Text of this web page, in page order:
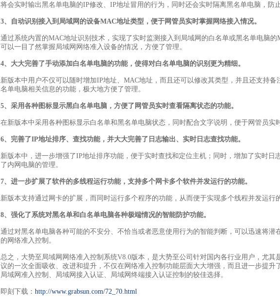
将会实时输出黑名单电脑的IP修改、IP地址冒用的行为，同时还会实时隔离黑名单电脑，防
3、 自动识别接入到局域网的设备MAC地址类型，便于网管员实时掌握网络接入情况。
通过系统内置的MAC地址识别技术，实现了实时监测接入到局域网的白名单或黑名单电脑
可以一目了然掌握局域网网络准入设备的情况，方便了管理。
4、 大大完善了手动添加白名单电脑的功能，使得对白名单电脑的识别更为精细。
新版本中用户不仅可以随时增加IP地址、MAC地址，而且还可以修改其类型，并且还支持
名单电脑相关信息的功能，极大地方便了管理。
5、 采用各种图标显示黑白名单电脑，方便了网管员实时查看隔离状态的功能。
在新版本中采用各种图标显示白名单和黑名单电脑状态，同时配合文字说明，便于网管员实
6、 完善了IP地址排序、查找功能，并大大完善了日志输出、实时日志查找功能。
新版本中，进一步增强了IP地址排序功能，便于实时查找和定位主机；同时，增加了实时
了内网电脑的管理。
7、 进一步扩展了软件的多线程运行功能，支持多个网卡多个软件并发运行的功能。
新版本支持通过网卡的扩展，而同时运行多个程序的功能，从而便于实现多个线程并发运行
8、 强化了系统对黑名单和白名单电脑各种极端情况的智能防护功能。
通过对黑名单电脑各种可能的不安分、不恰当或者恶意使用行为的智能判断，可以迅速将
的网络准入控制。
总之，大势至局域网网络准入控制系统V8.0版本，是大势至公司针对国内各行业用户，尤
议的一次全面吸收、改进和提升，不仅在网络准入控制功能层面大大增强，而且进一步提
局域网准入控制、局域网接入认证、局域网终端接入认证控制的较佳选择。
即刻下载： http://www.grabsun.com/72_70.html